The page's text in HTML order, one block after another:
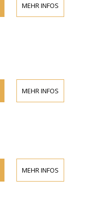
MEHR INFOS
MEHR INFOS
MEHR INFOS